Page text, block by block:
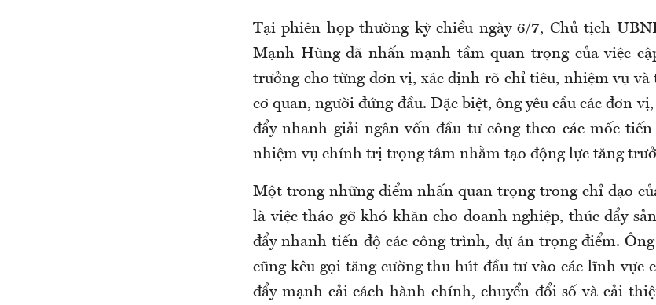
Tại phiên họp thường kỳ chiều ngày 6/7, Chủ tịch
Mạnh Hùng đã nhấn mạnh tầm quan trọng của việc
trưởng cho từng đơn vị, xác định rõ chỉ tiêu, nhiệm vụ và
cơ quan, người đứng đầu. Đặc biệt, ông yêu cầu các đơn
đẩy nhanh giải ngân vốn đầu tư công theo các mốc
nhiệm vụ chính trị trọng tâm nhằm tạo động lực tăng
Một trong những điểm nhấn quan trọng trong chỉ đạo
là việc tháo gỡ khó khăn cho doanh nghiệp, thúc đẩy
đẩy nhanh tiến độ các công trình, dự án trọng điểm.
cũng kêu gọi tăng cường thu hút đầu tư vào các lĩnh vực
đẩy mạnh cải cách hành chính, chuyển đổi số và cải